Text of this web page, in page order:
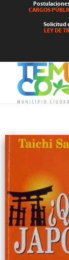
CARGOS
Solicitud
LEY DE